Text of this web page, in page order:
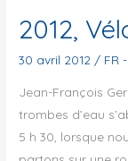
2013
du
Groupe
Cyclo
Nimois
2012,
30 avril 2012 / FR
Jean-François
trombes d’eau
5 h 30, lorsque